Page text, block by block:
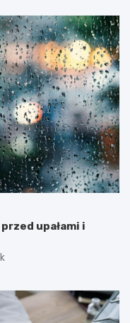
upałami i